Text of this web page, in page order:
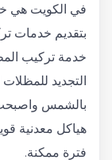
في الكويت هي
بتقديم خدمات
خدمة تركيب
التجديد
بالشمس واصبحت
هياكل معدنية
فترة ممكنة.